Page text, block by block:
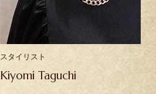
スタイリスト
Kiyomi Taguchi